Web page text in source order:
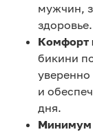
мужчин,
здоровье.
Комфорт
бикини
и
дня.
Минимум